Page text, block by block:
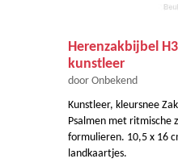
Herenzakbijbel
kunstleer
door Onbekend
Kunstleer, kleursnee
Psalmen met ritmische
formulieren. 10,5 x 16
landkaartjes.